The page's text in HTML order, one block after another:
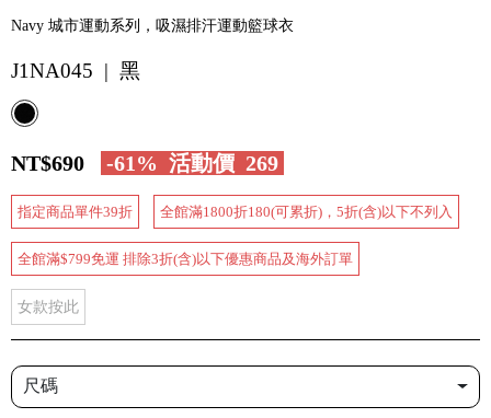
Navy 城市運動系列，吸濕排汗運動籃球衣
J1NA045 | 黑
NT$690 -61% 活動價 269
指定商品單件39折 全館滿1800折180(可累折)，5折(含)以下不列入
全館滿$799免運 排除3折(含)以下優惠商品及海外訂單
女款按此
尺碼